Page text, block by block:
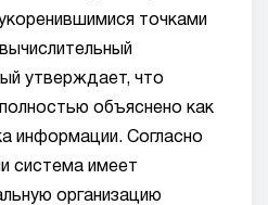
точками
утверждает, что
объяснено как
информации. Согласно
система имеет
организацию